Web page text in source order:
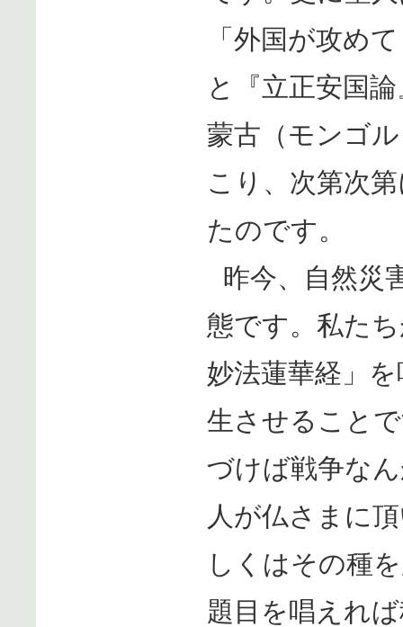
「外国が攻め
と『立正安国
蒙古（モンゴ
こり、次第次
たのです。
昨今、自然災
態です。私た
妙法蓮華経」
生させること
づけば戦争な
人が仏さまに
しくはその種
題目を唱えれ